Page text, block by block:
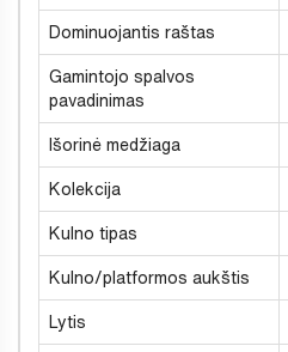
Dominuojantis raštas
Gamintojo spalvos
pavadinimas
Išorinė medžiaga
Kolekcija
Kulno tipas
Kulno/platformos aukštis
Lytis